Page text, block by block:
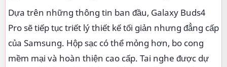
Dựa trên những thông tin ban đầu, Galaxy Buds4
Pro sẽ tiếp tục triết lý thiết kế tối giản nhưng đẳng cấp
của Samsung. Hộp sạc có thể mỏng hơn, bo cong
mềm mại và hoàn thiện cao cấp. Tai nghe được dự